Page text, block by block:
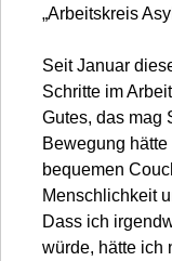
„Arbeitskreis
Seit Januar
Schritte im
Gutes, das mag
Bewegung
bequemen
Menschlichkeit
Dass ich
würde, hätte